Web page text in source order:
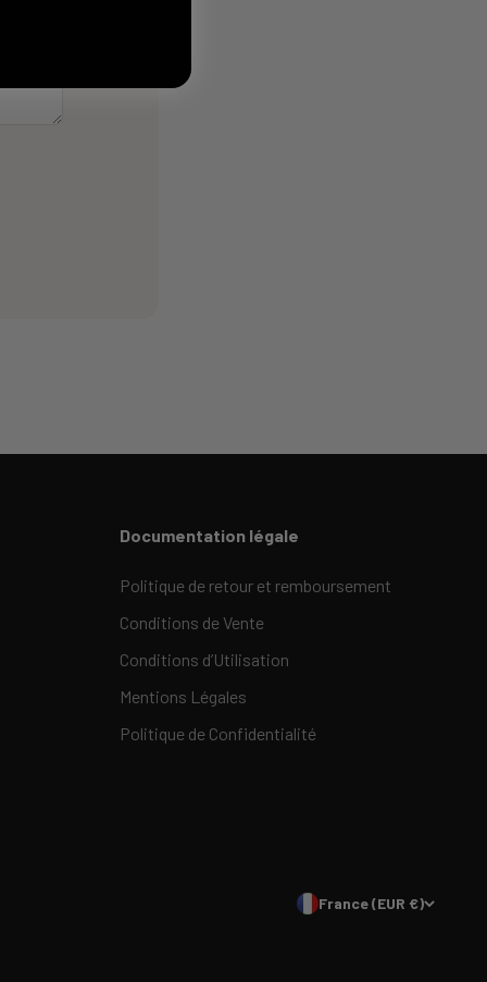
Documentation légale
Politique de retour et remboursement
Conditions de Vente
Conditions d’Utilisation
Mentions Légales
Politique de Confidentialité
France (EUR €)